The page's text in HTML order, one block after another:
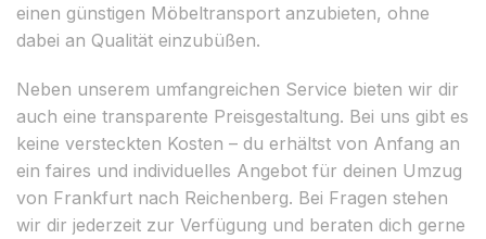
einen günstigen Möbeltransport anzubieten, ohne
dabei an Qualität einzubüßen.
Neben unserem umfangreichen Service bieten wir dir
auch eine transparente Preisgestaltung. Bei uns gibt es
keine versteckten Kosten – du erhältst von Anfang an
ein faires und individuelles Angebot für deinen Umzug
von Frankfurt nach Reichenberg. Bei Fragen stehen
wir dir jederzeit zur Verfügung und beraten dich gerne